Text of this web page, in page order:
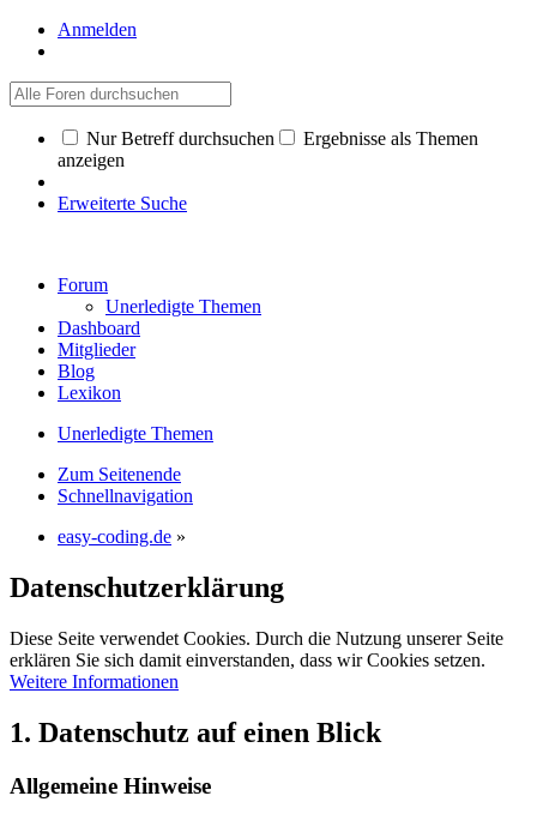
Anmelden
Nur Betreff durchsuchen
Ergebnisse als Themen
anzeigen
Erweiterte Suche
Forum
Unerledigte Themen
Dashboard
Mitglieder
Blog
Lexikon
Unerledigte Themen
Zum Seitenende
Schnellnavigation
easy-coding.de »
Datenschutzerklärung
Diese Seite verwendet Cookies. Durch die Nutzung unserer Seite
erklären Sie sich damit einverstanden, dass wir Cookies setzen.
Weitere Informationen
1. Datenschutz auf einen Blick
Allgemeine Hinweise